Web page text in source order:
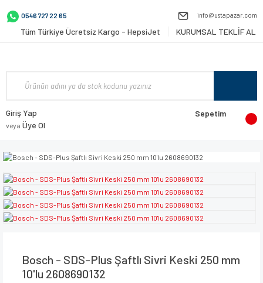
0546 727 22 65 info@ustapazar.com
Tüm Türkiye Ücretsiz Kargo - HepsiJet KURUMSAL TEKLİF AL
Giriş Yap
veya Üye Ol
Sepetim
Bosch - SDS-Plus Şaftlı Sivri Keski 250 mm
10'lu 2608690132